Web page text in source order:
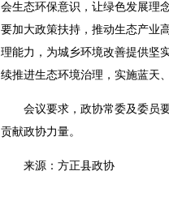
会生态环保意识，让绿色发展理
要加大政策扶持，推动生态产业
理能力，为城乡环境改善提供坚
续推进生态环境治理，实施蓝天
会议要求，政协常委及委员要
贡献政协力量。
来源：方正县政协